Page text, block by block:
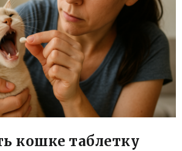
кошке таблетку